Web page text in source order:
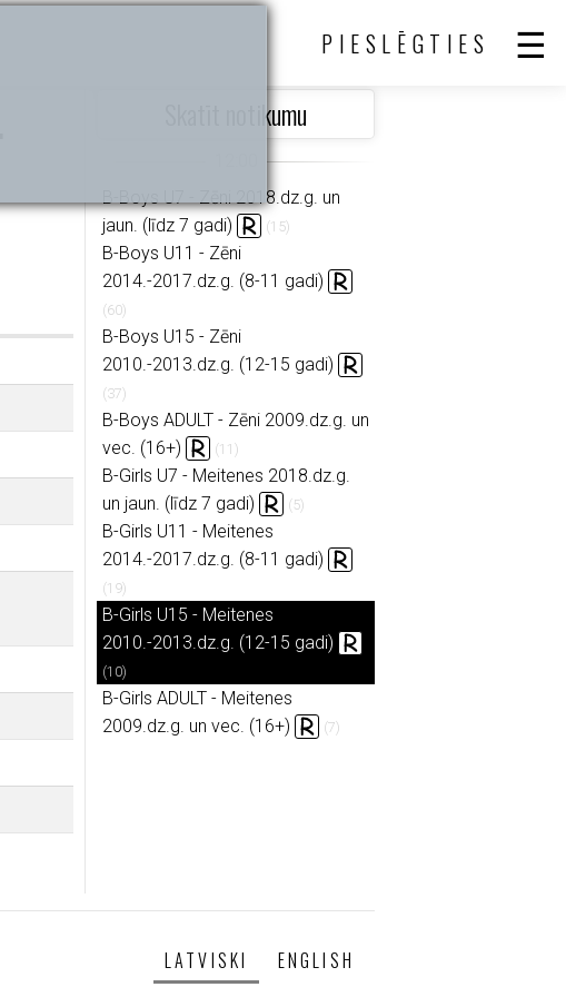
PIESLĒGTIES
Skatīt notikumu
B-Boys U7 - Zēni 2018.dz.g. un
jaun. (līdz 7 gadi)
(15)
B-Boys U11 - Zēni
2014.-2017.dz.g. (8-11 gadi)
(60)
B-Boys U15 - Zēni
2010.-2013.dz.g. (12-15 gadi)
(37)
B-Boys ADULT - Zēni 2009.dz.g. un
vec. (16+)
(11)
B-Girls U7 - Meitenes 2018.dz.g.
un jaun. (līdz 7 gadi)
(5)
B-Girls U11 - Meitenes
2014.-2017.dz.g. (8-11 gadi)
(19)
B-Girls U15 - Meitenes
2010.-2013.dz.g. (12-15 gadi)
(10)
B-Girls ADULT - Meitenes
2009.dz.g. un vec. (16+)
(7)
LATVISKI ENGLISH